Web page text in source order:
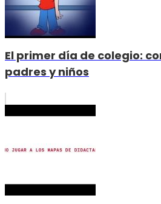
El primer día de colegio:
padres y niños